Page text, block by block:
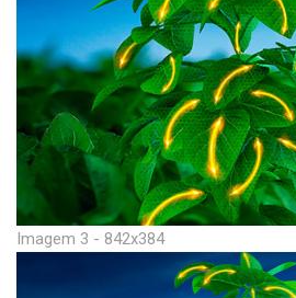
Imagem 3 - 842x384